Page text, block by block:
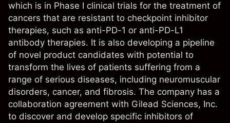
which is in Phase I clinical trials for the treatment of
cancers that are resistant to checkpoint inhibitor
therapies, such as anti-PD-1 or anti-PD-L1
antibody therapies. It is also developing a pipeline
of novel product candidates with potential to
transform the lives of patients suffering from a
range of serious diseases, including neuromuscular
disorders, cancer, and fibrosis. The company has a
collaboration agreement with Gilead Sciences, Inc.
to discover and develop specific inhibitors of